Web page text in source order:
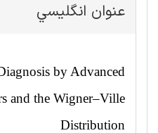
عنوان انگليسي
by Advanced
and the Wigner–Ville
Distribution